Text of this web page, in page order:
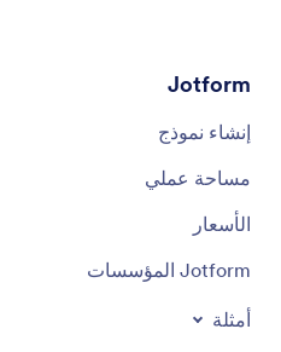
Jotform
إنشاء نموذج
مساحة عملي
الأسعار
Jotform المؤسسات
أمثلة